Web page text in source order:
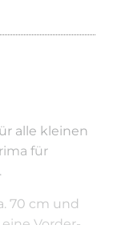
alle kleinen
für
70 cm und